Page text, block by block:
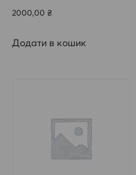
2000,00 ₴
Додати в кошик